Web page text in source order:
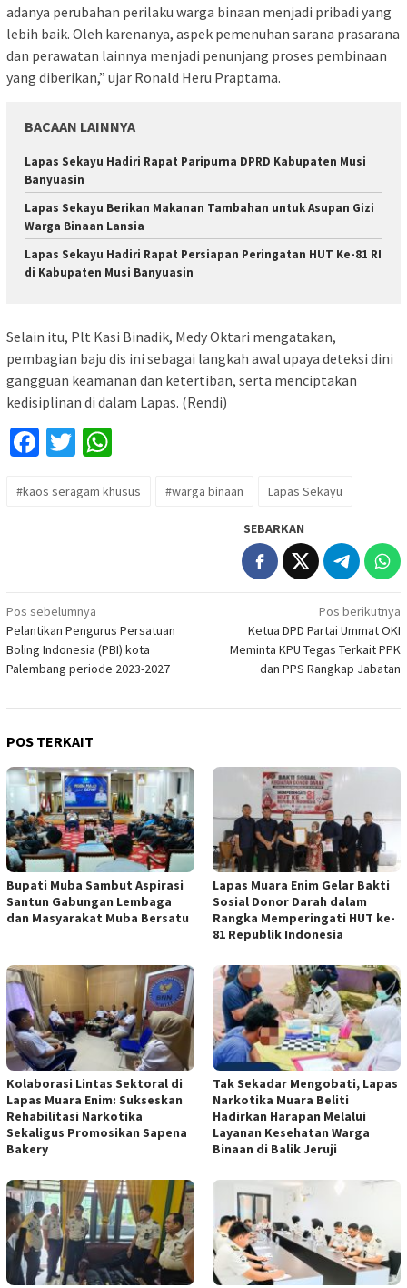
adanya perubahan perilaku warga binaan menjadi pribadi yang
lebih baik. Oleh karenanya, aspek pemenuhan sarana prasarana
dan perawatan lainnya menjadi penunjang proses pembinaan
yang diberikan,” ujar Ronald Heru Praptama.
BACAAN LAINNYA
Lapas Sekayu Hadiri Rapat Paripurna DPRD Kabupaten Musi
Banyuasin
Lapas Sekayu Berikan Makanan Tambahan untuk Asupan Gizi
Warga Binaan Lansia
Lapas Sekayu Hadiri Rapat Persiapan Peringatan HUT Ke-81 RI
di Kabupaten Musi Banyuasin
Selain itu, Plt Kasi Binadik, Medy Oktari mengatakan,
pembagian baju dis ini sebagai langkah awal upaya deteksi dini
gangguan keamanan dan ketertiban, serta menciptakan
kedisiplinan di dalam Lapas. (Rendi)
Facebook
Twitter
#kaos seragam khusus #warga binaan Lapas Sekayu
SEBARKAN
Navigasi
pos
Pos sebelumnya
Pelantikan Pengurus Persatuan
Boling Indonesia (PBI) kota
Palembang periode 2023-2027
Pos berikutnya
Ketua DPD Partai Ummat OKI
Meminta KPU Tegas Terkait PPK
dan PPS Rangkap Jabatan
POS TERKAIT
Bupati Muba Sambut Aspirasi
Santun Gabungan Lembaga
dan Masyarakat Muba Bersatu
Lapas Muara Enim Gelar Bakti
Sosial Donor Darah dalam
Rangka Memperingati HUT ke-
81 Republik Indonesia
Kolaborasi Lintas Sektoral di
Lapas Muara Enim: Sukseskan
Rehabilitasi Narkotika
Sekaligus Promosikan Sapena
Bakery
Tak Sekadar Mengobati, Lapas
Narkotika Muara Beliti
Hadirkan Harapan Melalui
Layanan Kesehatan Warga
Binaan di Balik Jeruji